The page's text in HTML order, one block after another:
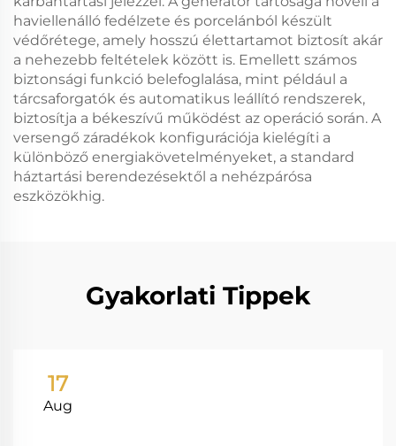
haviellenálló fedélzete és porcelánból készült
védőrétege, amely hosszú élettartamot biztosít akár
a nehezebb feltételek között is. Emellett számos
biztonsági funkció belefoglalása, mint például a
tárcsaforgatók és automatikus leállító rendszerek,
biztosítja a békeszívű működést az operáció során. A
versengő záradékok konfigurációja kielégíti a
különböző energiakövetelményeket, a standard
háztartási berendezésektől a nehézpárósa
eszközökhig.
Gyakorlati Tippek
17
Aug